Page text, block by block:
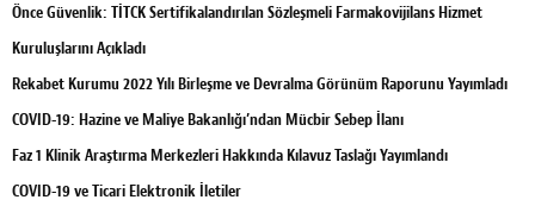
Önce Güvenlik: TİTCK Sertifikalandırılan Sözleşmeli Farmakovijilans Hizmet
Kuruluşlarını Açıkladı
Rekabet Kurumu 2022 Yılı Birleşme ve Devralma Görünüm Raporunu Yayımladı
COVID-19: Hazine ve Maliye Bakanlığı’ndan Mücbir Sebep İlanı
Faz 1 Klinik Araştırma Merkezleri Hakkında Kılavuz Taslağı Yayımlandı
COVID-19 ve Ticari Elektronik İletiler